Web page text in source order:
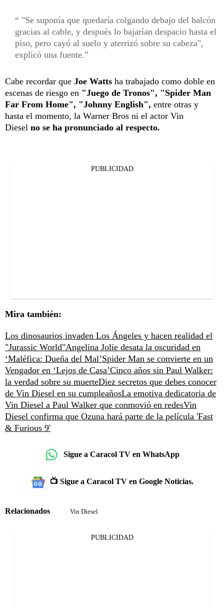
"Se suponía que quedaría colgando debajo del balcón
gracias al cable, y después lo bajarían despacio hasta el
piso, pero cayó al suelo y aterrizó sobre su cabeza",
explicó una fuente.
Cabe recordar que Joe Watts ha trabajado como doble en
escenas de riesgo en "Juego de Tronos", "Spider Man
Far From Home", "Johnny English", entre otras y
hasta el momento, la Warner Bros ni el actor Vin
Diesel no se ha pronunciado al respecto.
PUBLICIDAD
Mira también:
Los dinosaurios invaden Los Ángeles y hacen realidad el
"Jurassic World"Angelina Jolie desata la oscuridad en
‘Maléfica: Dueña del Mal’Spider Man se convierte en un
Vengador en ‘Lejos de Casa’Cinco años sin Paul Walker:
la verdad sobre su muerteDiez secretos que debes conocer
de Vin Diesel en su cumpleañosLa emotiva dedicatoria de
Vin Diesel a Paul Walker que conmovió en redesVin
Diesel confirma que Ozuna hará parte de la película 'Fast
& Furious 9'
Sigue a Caracol TV en WhatsApp
📺 Sigue a Caracol TV en Google Noticias.
Relacionados Vin Diesel
PUBLICIDAD